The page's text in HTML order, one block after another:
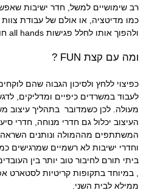
רב שימושיים למשל, חדר ישיבות
כמו מדיטציה, או אולם של עבודת
ולהפוך אותו לחלל פגישות all hands חודשיות.
ומה עם קצת FUN ?
כפיצוי ללחץ ולסיכון הגבוה שהם
מעולה. לכן כשמדובר בתהליך עיצוב
העיצוב יכלול גם חדרי מנוחה, חדרי
המשתתפים מההמולה ונותנים השראה
וחדרי ישיבות לא רשמיים שמרגישים
ביתי תורם לחיבור טוב יותר בין
, במיוחד בתקופות קריטיות לסטארט
ממילא לבית השני.